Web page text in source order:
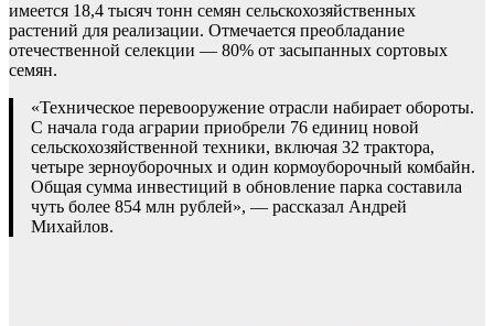
имеется 18,4 тысяч тонн семян сельскохозяйственных
растений для реализации. Отмечается преобладание
отечественной селекции — 80% от засыпанных сортовых
семян.
«Техническое перевооружение отрасли набирает обороты.
С начала года аграрии приобрели 76 единиц новой
сельскохозяйственной техники, включая 32 трактора,
четыре зерноуборочных и один кормоуборочный комбайн.
Общая сумма инвестиций в обновление парка составила
чуть более 854 млн рублей», — рассказал Андрей
Михайлов.